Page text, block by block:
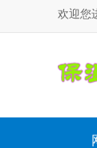
欢迎您